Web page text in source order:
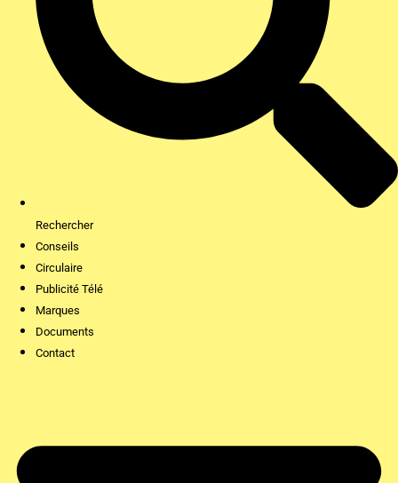
Rechercher
Conseils
Circulaire
Publicité Télé
Marques
Documents
Contact